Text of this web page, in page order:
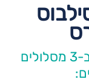
התכנית פועלת ב-3 מסלולים